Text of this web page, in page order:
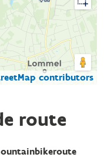
contributors
route